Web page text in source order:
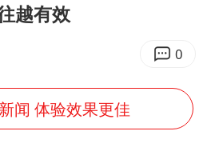
法国下周开始禁止未经同意的电话营销
贵州轮胎子公司获美国退税8136万
越有效
0
闻 体验效果更佳